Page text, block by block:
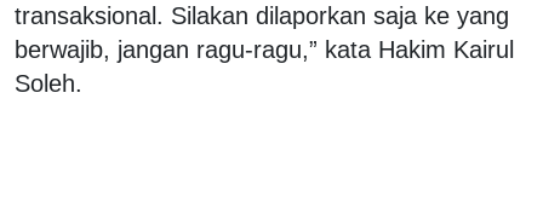
transaksional. Silakan dilaporkan saja ke yang
berwajib, jangan ragu-ragu,” kata Hakim Kairul
Soleh.